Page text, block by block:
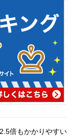
倍もかかりやすい